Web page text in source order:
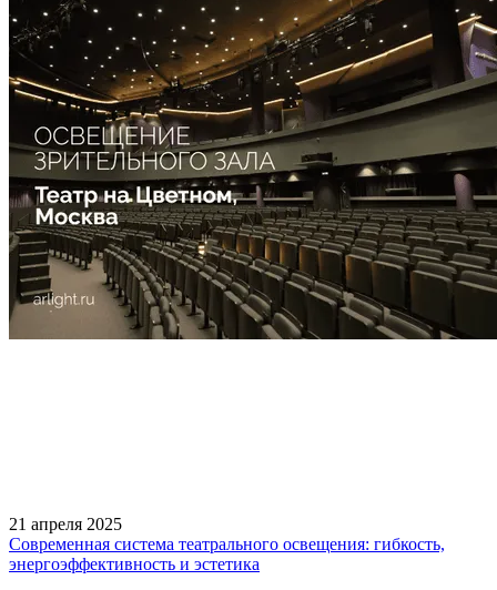
21 апреля 2025
Современная система театрального освещения: гибкость,
энергоэффективность и эстетика